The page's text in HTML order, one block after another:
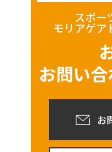
スポー
モリアゲア
お問い合
お